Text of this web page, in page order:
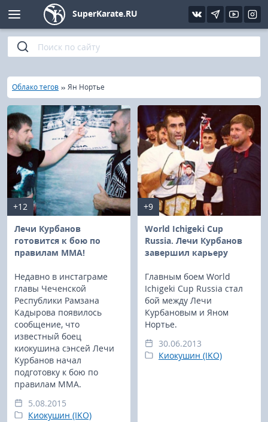
SuperKarate.RU
Главная
»
Облако тегов » Ян Нортье
+12
Лечи Курбанов
готовится к бою по
правилам ММА!
Недавно в инстаграме
главы Чеченской
Республики Рамзана
Кадырова появилось
сообщение, что
известный боец
киокушина сэнсей Лечи
Курбанов начал
подготовку к бою по
правилам ММА.
5.08.2015
Киокушин (IKO)
+9
World Ichigeki Cup
Russia. Лечи Курбанов
завершил карьеру
Главным боем World
Ichigeki Cup Russia стал
бой между Лечи
Курбановым и Яном
Нортье.
30.06.2013
Киокушин (IKO)
Киокушинкай
Кёкусин (IFK)
Шинкиокушинкай
Кекусин-кан
Кикбоксинг и K-1
Бокс
UFC и MMA
Муай тай
Фото
Видео
Интервью
Статьи
Уроки каратэ
Файлы
Библиотека